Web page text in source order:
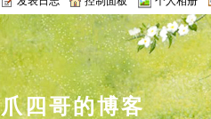
爪四哥的博客